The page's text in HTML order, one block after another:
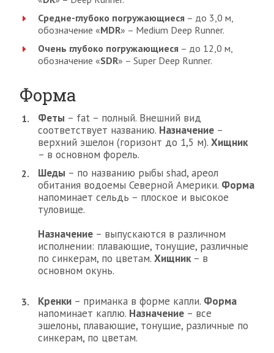
Средне-глубоко погружающиеся – до 3,0 м,
обозначение «MDR» – Medium Deep Runner.
Очень глубоко погружающиеся – до 12,0 м,
обозначение «SDR» – Super Deep Runner.
Форма
Феты – fat – полный. Внешний вид
соответствует названию. Назначение –
верхний эшелон (горизонт до 1,5 м). Хищник
– в основном форель.
Шеды – по названию рыбы shad, ареол
обитания водоемы Северной Америки. Форма
напоминает сельдь – плоское и высокое
туловище.
Назначение – выпускаются в различном
исполнении: плавающие, тонущие, различные
по синкерам, по цветам. Хищник– в
основном окунь.
Кренки – приманка в форме капли. Форма
напоминает каплю. Назначение – все
эшелоны, плавающие, тонущие, различные по
синкерам, по цветам.